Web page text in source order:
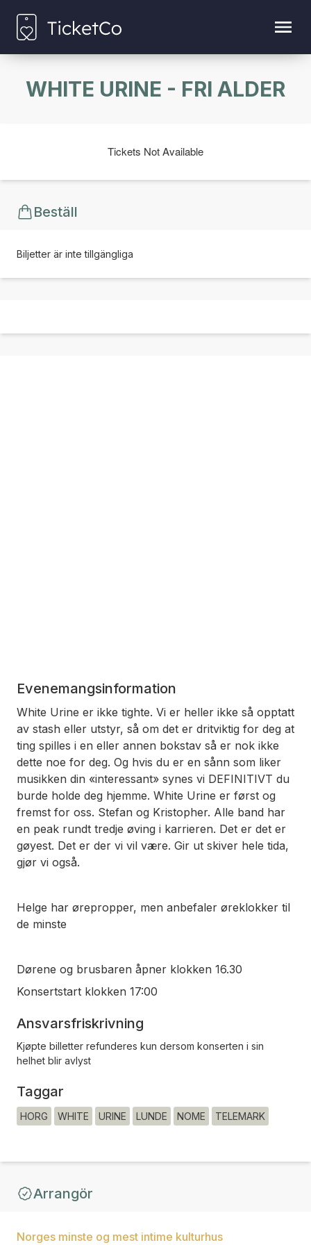
WHITE URINE - FRI ALDER
Tickets Not Available
Beställ
Biljetter är inte tillgängliga
Evenemangsinformation
White Urine er ikke tighte. Vi er heller ikke så opptatt
av stash eller utstyr, så om det er dritviktig for deg at
ting spilles i en eller annen bokstav så er nok ikke
dette noe for deg. Og hvis du er en sånn som liker
musikken din «interessant» synes vi DEFINITIVT du
burde holde deg hjemme. White Urine er først og
fremst for oss. Stefan og Kristopher. Alle band har
en peak rundt tredje øving i karrieren. Det er det er
gøyest. Det er der vi vil være. Gir ut skiver hele tida,
gjør vi også.
Helge har ørepropper, men anbefaler øreklokker til
de minste
Dørene og brusbaren åpner klokken 16.30
Konsertstart klokken 17:00
Ansvarsfriskrivning
Kjøpte billetter refunderes kun dersom konserten i sin
helhet blir avlyst
Taggar
HORG WHITE URINE LUNDE NOME TELEMARK
Arrangör
Norges minste og mest intime kulturhus